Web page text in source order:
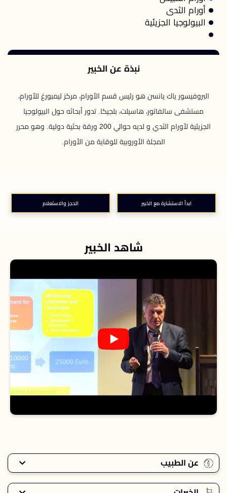
أورام الثدى
البيولوجيا الجزيئية
نبذة عن الخبير
البروفيسور ياك يانسن هو رئيس قسم الأورام، مركز ليمبورغ للأورام،
مستشفى سالفاتور، هاسيلت، بلجيكا. تدور أبحاثه حول البيولوجيا
الجزيئية لأورام الثدي و لديه حوالي 200 ورقة بحثية دولية. وهو محرر
المجلة الأوروبية للوقاية من الأورام.
ابدأ الاستشارة مع الخبير الحجز والاستعلام
شاهد الخبير
عن الطبيب